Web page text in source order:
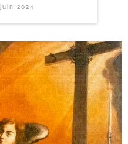
2024